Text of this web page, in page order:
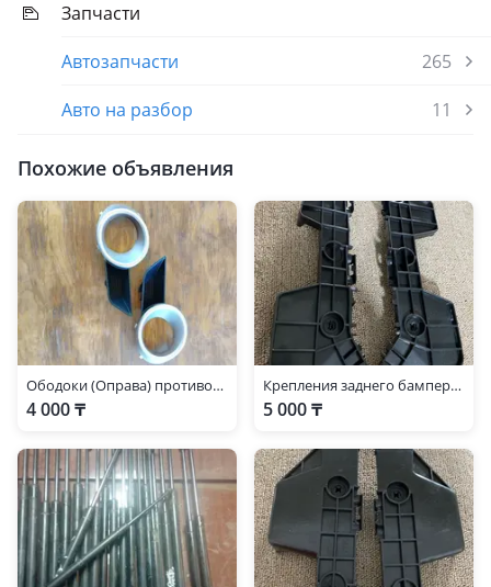
Запчасти
Автозапчасти
265
Авто на разбор
11
Похожие объявления
Ободоки (Оправа) противотуманок Тойота Хайландер
4 000 ₸
Крепления заднего бампера — Toyota Highlander 2008-2014
5 000 ₸